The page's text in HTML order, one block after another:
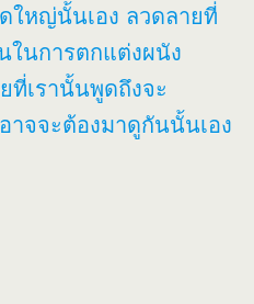
ใหญ่นั้นเอง ลวดลายที่
ในการตกแต่งผนัง
ที่เรานั้นพูดถึงจะ
าจจะต้องมาดูกันนั้นเอง